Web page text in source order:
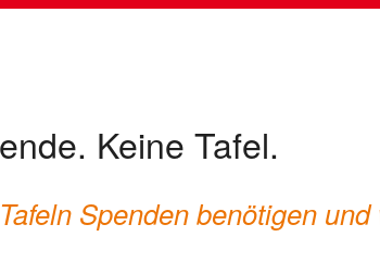
Keine Tafel.
Spenden benötigen